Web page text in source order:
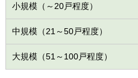
小規模（～20戸程度）
中規模（21～50戸程度）
大規模（51～100戸程度）